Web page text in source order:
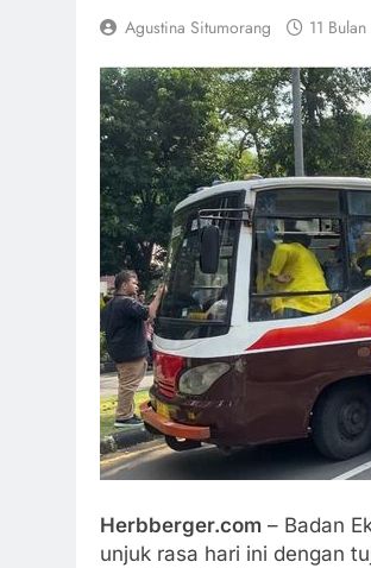
Agustina Situmorang 11
Herbberger.com – Badan
unjuk rasa hari ini dengan